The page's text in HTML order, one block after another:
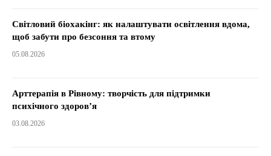
Світловий біохакінг: як налаштувати освітлення вдома,
щоб забути про безсоння та втому
05.08.2026
Арттерапія в Рівному: творчість для підтримки
психічного здоров’я
03.08.2026